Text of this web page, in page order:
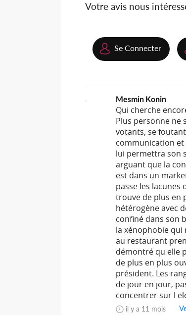
Votre avis nous
Se Connecter
Mesmin Konin
Qui cherche
Plus personne ne
votants, se
communication
lui permettra son
arguant que la
est dans un
passe les lacunes
trouve de plus en
hétérogène avec
confiné dans son
la xénophobie qui
au restaurant
démontré qu elle
de plus en plus
président. Les
de jour en jour,
concentrer sur l
il y a 11 mois